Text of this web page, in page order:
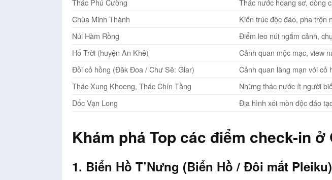
Thác Phú Cường
Thác nước hoang sơ, dòng
Chùa Minh Thành
Kiến trúc độc đáo, pha trộn
Núi Hàm Rồng
Điểm leo núi ngắm cảnh,
Hố Trời (huyện An Khê)
Cảnh quan mộc mạc, view
Đồi cỏ hồng (Đăk Đoa / Chư Sê: Glar)
Cảnh quan lãng mạn với cỏ
Thác Xung Khoeng, Thác Chín Tầng
Những thác nước ít người
Dốc Vạn Long
Địa hình xói mòn độc đáo
Khám phá Top các điểm check-in
1. Biển Hồ T’Nưng (Biển Hồ / Đôi mắt Pleiku)